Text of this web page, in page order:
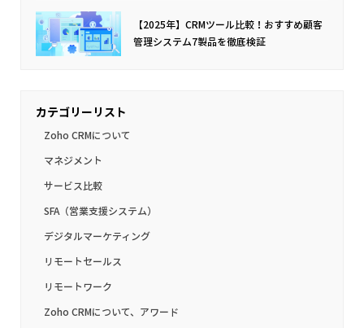
【2025年】CRMツール比較！おすすめ顧客
管理システム7製品を徹底検証
カテゴリーリスト
Zoho CRMについて
マネジメント
サービス比較
SFA（営業支援システム）
デジタルマーケティング
リモートセールス
リモートワーク
Zoho CRMについて、アワード